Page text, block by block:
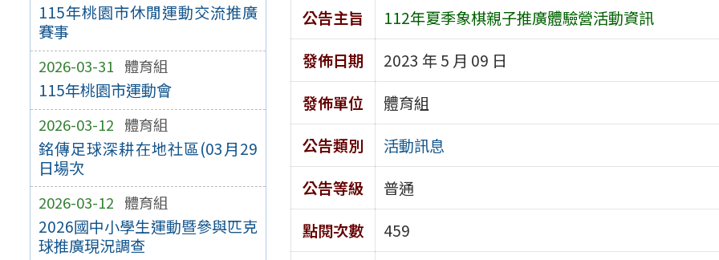
115年桃園市休閒運動交流推廣
賽事
2026-03-31 體育組
115年桃園市運動會
2026-03-12 體育組
銘傳足球深耕在地社區(03月29
日場次
2026-03-12 體育組
2026國中小學生運動暨參與匹克
球推廣現況調查
公告主旨
112年夏季象棋親子推廣體驗營活動資訊
發佈日期
2023 年 5 月 09 日
發佈單位
體育組
公告類別
活動訊息
公告等級
普通
點閱次數
459